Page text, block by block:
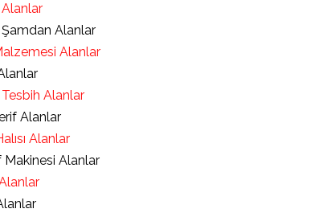
Şamdan Alanlar
Alanlar
Alanlar
Alanlar
Alanlar
Alanlar